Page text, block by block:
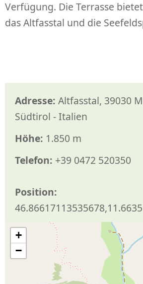
Adresse: Altfasstal, 39030
Südtirol - Italien
Höhe: 1.850 m
Telefon: +39 0472 520350
Position:
+
−
Verfügung. Die Terrasse
das Altfasstal und die